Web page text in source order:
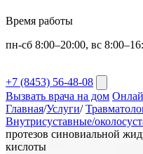
Время работы
пн-сб 8:00–20:00, вс
+7 (8453) 56-48-08
Вызвать врача на дом
Главная/Услуги/
Внутрисуставные/
протезов синовиальной
кислоты